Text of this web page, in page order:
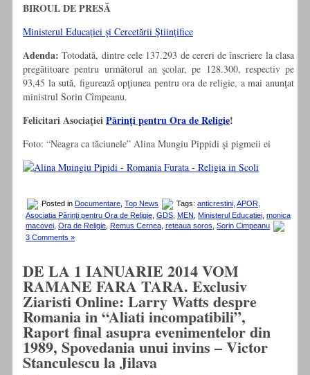
BIROUL DE PRESĂ
Ministerul Educaţiei şi Cercetării Ştiinţifice
Adenda: Totodată, dintre cele 137.293 de cereri de înscriere la clasa
pregătitoare pentru următorul an şcolar, pe 128.300, respectiv pe
93,45 la sută, figurează opţiunea pentru ora de religie, a mai anunţat
ministrul Sorin Cîmpeanu.
Felicitari AsociaţieiPărinţi pentru Ora de Religie!
Foto: “Neagra ca tăciunele” Alina Mungiu Pippidi şi pigmeii ei
Posted in Documentare Top News Tags: anticrestini APOR
Asociatia Părinţi pentru Ora de Religie GDS MEN Ministerul Educatiei monica
macovei Ora de Religie Remus Cernea reteaua soros Sorin Cimpeanu
3 Comments »
DE LA 1 IANUARIE 2014 VOM
RAMANE FARA TARA. Exclusiv
Ziaristi Online: Larry Watts despre
Romania in “Aliati incompatibili”,
Raport final asupra evenimentelor din
1989, Spovedania unui invins – Victor
Stanculescu la Jilava